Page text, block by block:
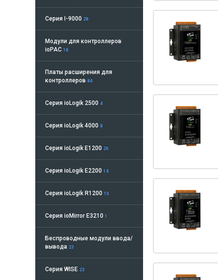
Серия I-9000 28
Модули для контроллеров
ioPAC 18
Платы расширения для
контроллеров 84
Серия ioLogik 2500 4
Серия ioLogik 4000 8
Серия ioLogik E1200 26
Серия ioLogik E2200 14
Серия ioLogik R1200 10
Серия ioMirror E3210 1
Беспроводные модули ввода/
вывода 23
Серия WISE 23